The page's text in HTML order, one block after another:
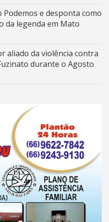
e desponta como
da legenda em Mato
aliado da violência contra
durante o Agosto